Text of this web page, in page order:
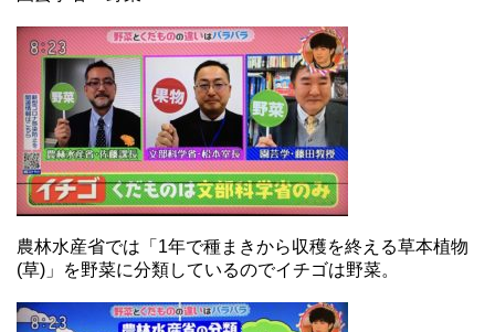
農林水産省では「1年で種まきから収穫を終える草本植物
(草)」を野菜に分類しているのでイチゴは野菜。